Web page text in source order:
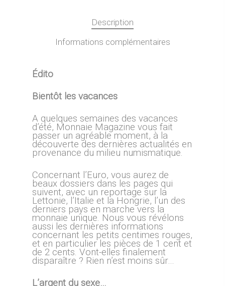
Description
Informations complémentaires
Édito
Bientôt les vacances
A quelques semaines des vacances
d’été, Monnaie Magazine vous fait
passer un agréable moment, à la
découverte des dernières actualités en
provenance du milieu numismatique.
Concernant l’Euro, vous aurez de
beaux dossiers dans les pages qui
suivent, avec un reportage sur la
Lettonie, l’Italie et la Hongrie, l’un des
derniers pays en marche vers la
monnaie unique. Nous vous révélons
aussi les dernières informations
concernant les petits centimes rouges,
et en particulier les pièces de 1 cent et
de 2 cents. Vont-elles finalement
disparaître ? Rien n’est moins sûr…
L’argent du sexe…